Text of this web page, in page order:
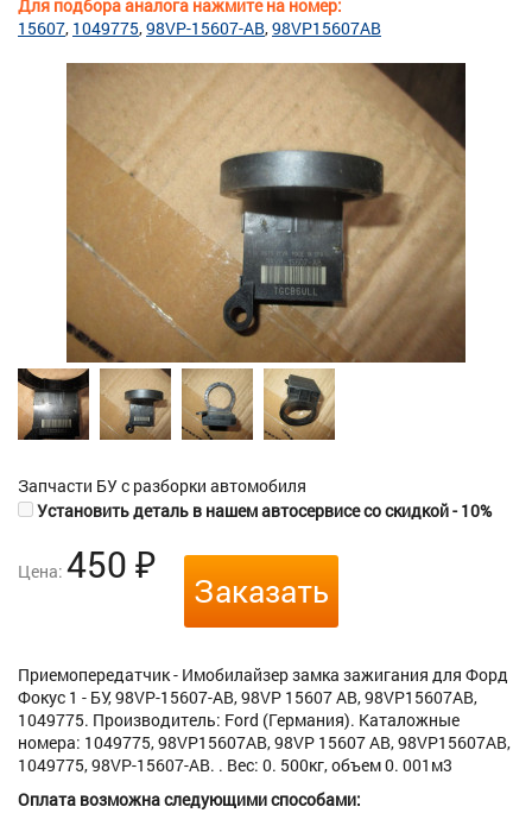
Для подбора аналога нажмите на номер:
15607 1049775 98VP-15607-AB 98VP15607AB
Запчасти БУ с разборки автомобиля
Установить деталь в нашем автосервисе со скидкой - 10%
Цена: 450 ₽
Заказать
Приемопередатчик - Имобилайзер замка зажигания для Форд
Фокус 1 - БУ, 98VP-15607-AB, 98VP 15607 AB, 98VP15607AB,
1049775. Производитель: Ford (Германия). Каталожные
номера: 1049775, 98VP15607AB, 98VP 15607 AB, 98VP15607AB,
1049775, 98VP-15607-AB. . Вес: 0. 500кг, объем 0. 001м3
Оплата возможна следующими способами: